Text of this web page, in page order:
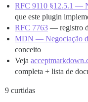
RFC 9110 §12.5.1 —
que este plugin
RFC 7763 — registro
MDN — Negociação
conceito
Veja
completa + lista de
9 curtidas